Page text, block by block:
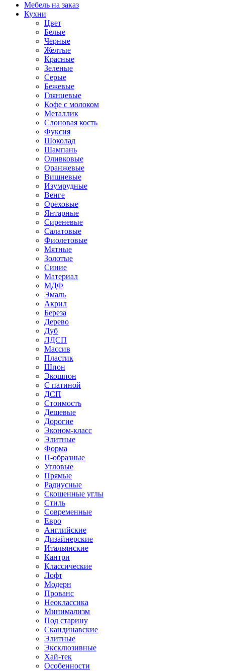
Мебель на заказ
Кухни
Цвет
Белые
Черные
Желтые
Красные
Зеленые
Серые
Бежевые
Глянцевые
Кофе с молоком
Металлик
Слоновая кость
Фуксия
Шоколад
Шампань
Оливковые
Оранжевые
Вишневые
Изумрудные
Венге
Ореховые
Янтарные
Сиреневые
Салатовые
Фиолетовые
Мятные
Золотые
Синие
Материал
МДФ
Эмаль
Акрил
Береза
Дерево
Дуб
ЛДСП
Массив
Пластик
Шпон
Экошпон
С патиной
ДСП
Стоимость
Дешевые
Дорогие
Эконом-класс
Элитные
Форма
П-образные
Угловые
Прямые
Радиусные
Скошенные углы
Стиль
Современные
Евро
Английские
Дизайнерские
Итальянские
Кантри
Классические
Лофт
Модерн
Прованс
Неоклассика
Минимализм
Под старину
Скандинавские
Элитные
Эксклюзивные
Хай-тек
Особенности